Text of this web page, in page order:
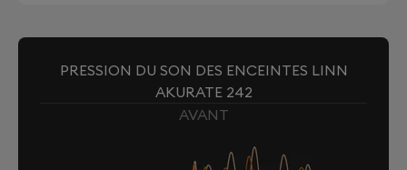
PRESSION DU SON DES ENCEINTES LINN
AKURATE 242
AVANT